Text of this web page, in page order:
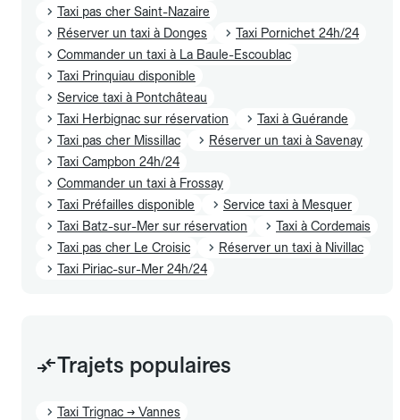
Taxi pas cher Saint-Nazaire
Réserver un taxi à Donges
Taxi Pornichet 24h/24
Commander un taxi à La Baule-Escoublac
Taxi Prinquiau disponible
Service taxi à Pontchâteau
Taxi Herbignac sur réservation
Taxi à Guérande
Taxi pas cher Missillac
Réserver un taxi à Savenay
Taxi Campbon 24h/24
Commander un taxi à Frossay
Taxi Préfailles disponible
Service taxi à Mesquer
Taxi Batz-sur-Mer sur réservation
Taxi à Cordemais
Taxi pas cher Le Croisic
Réserver un taxi à Nivillac
Taxi Piriac-sur-Mer 24h/24
Trajets populaires
Taxi Trignac → Vannes